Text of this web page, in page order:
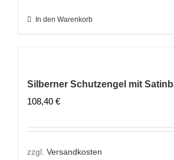
In den Warenkorb
Silberner Schutzengel mit
108,40 €
zzgl. Versandkosten